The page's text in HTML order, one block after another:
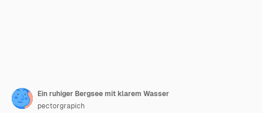
Ein ruhiger Bergsee mit klarem Wasser
pectorgrapich